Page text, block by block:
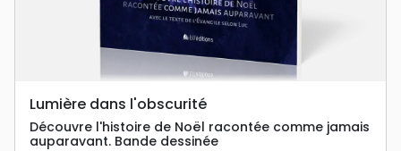
Lumière dans l'obscurité
Découvre l'histoire de Noël racontée comme jamais
auparavant. Bande dessinée